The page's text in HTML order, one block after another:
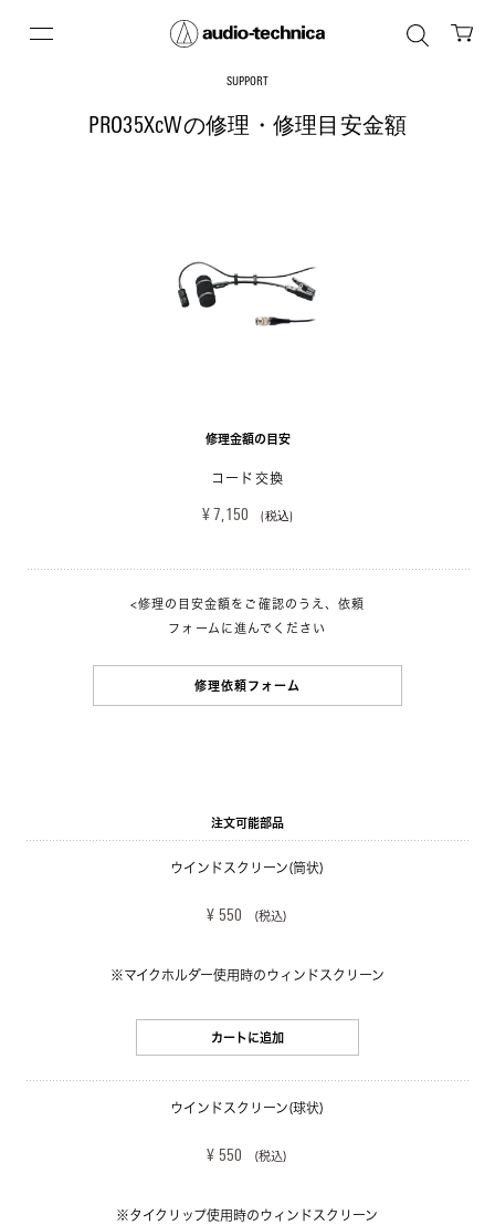
SUPPORT
PRO35XcWの修理・修理目安金額
修理金額の目安
コード交換
¥ 7,150 (税込)
<修理の目安金額をご確認のうえ、依頼
フォームに進んでください
修理依頼フォーム
注文可能部品
ウインドスクリーン(筒状)
¥ 550 (税込)
※マイクホルダー使用時のウィンドスクリーン
カートに追加
ウインドスクリーン(球状)
¥ 550 (税込)
※タイクリップ使用時のウィンドスクリーン